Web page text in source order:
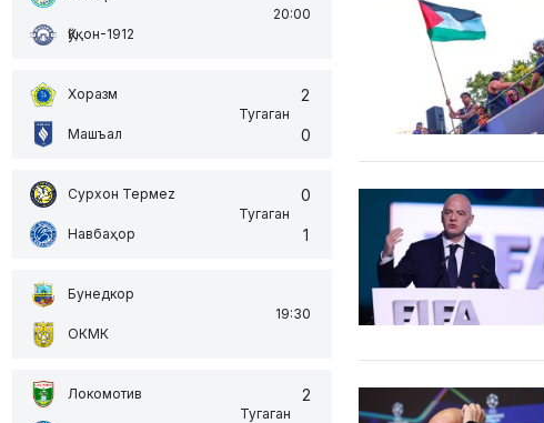
Қўқон-1912
20:00
Хоразм
Машъал
Тугаган
2
0
Сурхон Термеz
Навбаҳор
Тугаган
0
1
Бунедкор
ОКМК
19:30
Локомотив
Тугаган
2